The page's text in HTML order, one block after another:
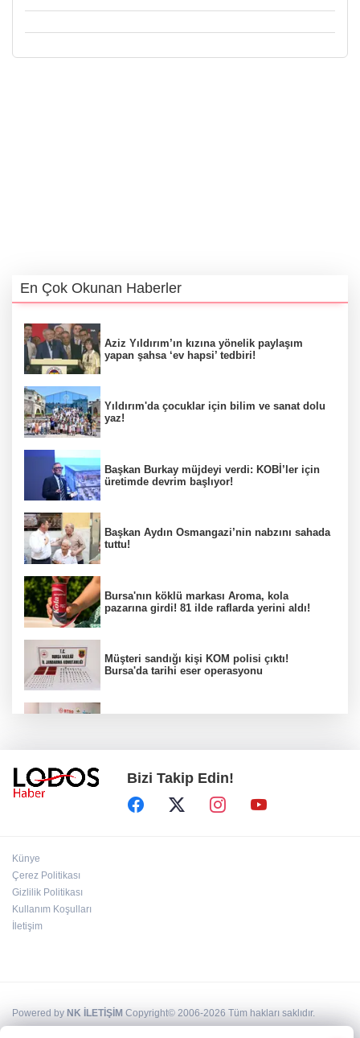
En Çok Okunan Haberler
Aziz Yıldırım’ın kızına yönelik paylaşım
yapan şahsa ‘ev hapsi’ tedbiri!
Yıldırım'da çocuklar için bilim ve sanat dolu
yaz!
Başkan Burkay müjdeyi verdi: KOBİ’ler için
üretimde devrim başlıyor!
Başkan Aydın Osmangazi’nin nabzını sahada
tuttu!
Bursa'nın köklü markası Aroma, kola
pazarına girdi! 81 ilde raflarda yerini aldı!
Müşteri sandığı kişi KOM polisi çıktı!
Bursa'da tarihi eser operasyonu
Yıldırım Belediyesi'nden uluslararası
geleceğe taşınacak!
Bizi Takip Edin!
Künye
Çerez Politikası
Gizlilik Politikası
Kullanım Koşulları
İletişim
Powered by NK İLETİŞİM Copyright© 2006-2026 Tüm hakları saklıdır.